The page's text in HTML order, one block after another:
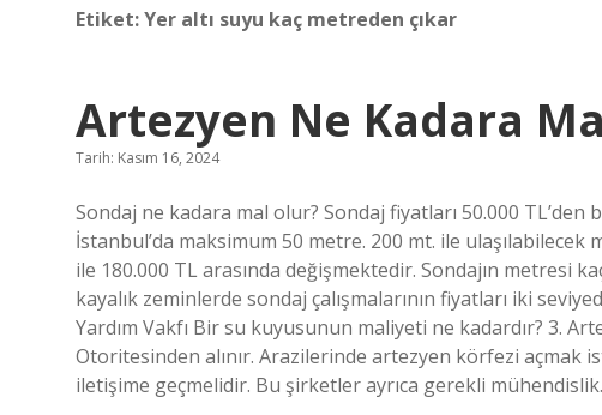
Etiket:Yer altı suyu kaç metreden çıkar
Artezyen Ne Kadara
Tarih: Kasım 16, 2024
Sondaj ne kadara mal olur? Sondaj fiyatları 50.000
İstanbul’da maksimum 50 metre. 200 mt. ile ulaşılabilecek
ile 180.000 TL arasında değişmektedir. Sondajın metresi
kayalık zeminlerde sondaj çalışmalarının fiyatları iki
Yardım Vakfı Bir su kuyusunun maliyeti ne kadardır? 3.
Otoritesinden alınır. Arazilerinde artezyen körfezi
iletişime geçmelidir. Bu şirketler ayrıca gerekli